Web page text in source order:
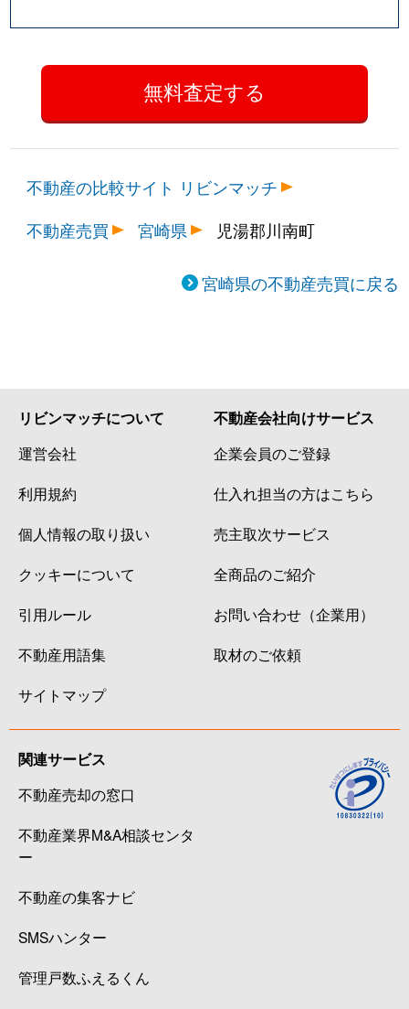
不動産の比較サイト リビンマッチ
不動産売買
宮崎県 児湯郡川南町
宮崎県の不動産売買に戻る
リビンマッチについて
運営会社
利用規約
個人情報の取り扱い
クッキーについて
引用ルール
不動産用語集
サイトマップ
不動産会社向けサービス
企業会員のご登録
仕入れ担当の方はこちら
売主取次サービス
全商品のご紹介
お問い合わせ（企業用）
取材のご依頼
関連サービス
不動産売却の窓口
不動産業界M&A相談センタ
ー
不動産の集客ナビ
SMSハンター
管理戸数ふえるくん